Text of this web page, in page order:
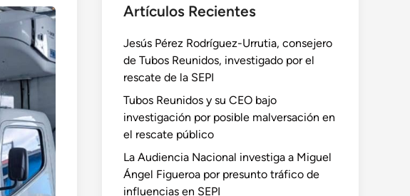
Artículos Recientes
Jesús Pérez Rodríguez-Urrutia, consejero
de Tubos Reunidos, investigado por el
rescate de la SEPI
Tubos Reunidos y su CEO bajo
investigación por posible malversación en
el rescate público
La Audiencia Nacional investiga a Miguel
Ángel Figueroa por presunto tráfico de
influencias en SEPI